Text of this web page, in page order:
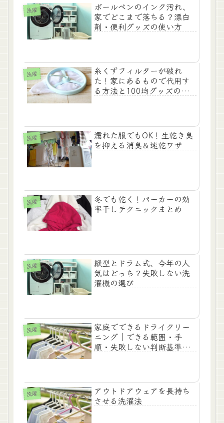
洗濯
ボールペンのインク汚れ、
家でどこまで落ちる？漂白
剤・便利グッズの使い方
洗濯
糸くずフィルターが破れ
た！家にあるもので代用す
る方法と100均グッズの簡
洗濯
濡れた服でもOK！生乾き臭
を抑える消臭＆速乾ワザ
洗濯
冬でも乾く！パーカーの効
率干しテクニックまとめ
洗濯
縦型とドラム式、今年の人
気はどっち？失敗しない洗
濯機の選び
洗濯
家庭でできるドライクリー
ニング｜できる範囲・手
順・失敗しない判断基準を
洗濯
アウトドアウェアを長持ち
させる洗濯法